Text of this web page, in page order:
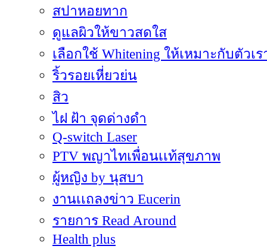
สปาหอยทาก
ดูแลผิวให้ขาวสดใส
เลือกใช้ Whitening ให้เหมาะกับตัวเร
ริ้วรอยเหี่ยวย่น
สิว
ไฝ ฝ้า จุดด่างดำ
Q-switch Laser
PTV พญาไทเพื่อนเเท้สุขภาพ
ผู้หญิง by นุสบา
งานเเถลงข่าว Eucerin
รายการ Read Around
Health plus